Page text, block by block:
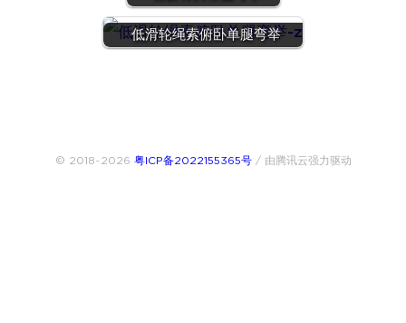
低滑轮绳索俯卧单腿弯举
© 2018~2026 粤ICP备2022155365号/ 由腾讯云强力驱动